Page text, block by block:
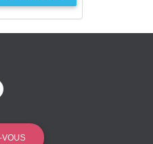
VOUS